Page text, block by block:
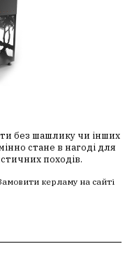
без шашлику чи інших
стане в нагоді для
походів.
керламу на сайті